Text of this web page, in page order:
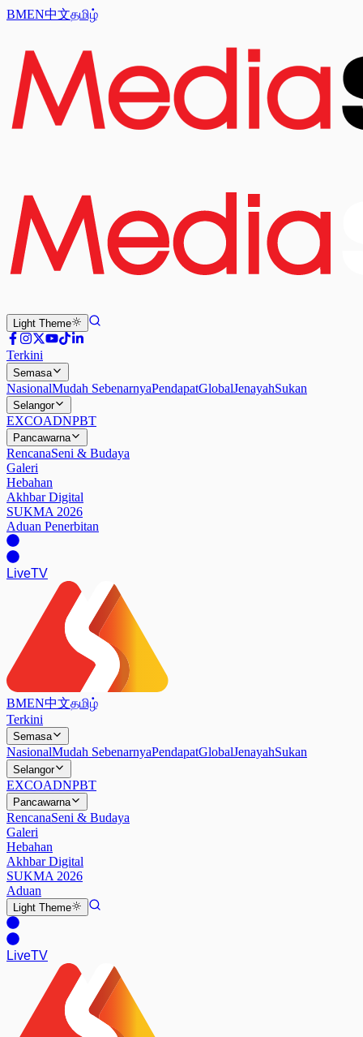
BMEN中文தமிழ்
Light Theme
Terkini
Semasa
NasionalMudah SebenarnyaPendapatGlobalJenayahSukan
Selangor
EXCOADNPBT
Pancawarna
RencanaSeni & Budaya
Galeri
Hebahan
Akhbar Digital
SUKMA 2026
Aduan Penerbitan
LiveTV
BMEN中文தமிழ்
Terkini
Semasa
NasionalMudah SebenarnyaPendapatGlobalJenayahSukan
Selangor
EXCOADNPBT
Pancawarna
RencanaSeni & Budaya
Galeri
Hebahan
Akhbar Digital
SUKMA 2026
Aduan
Light Theme
LiveTV